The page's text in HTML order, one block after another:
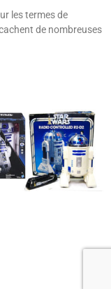
les termes de
de nombreuses